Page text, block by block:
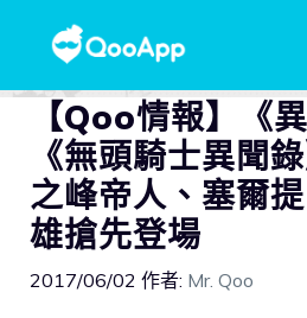
【Qoo情報】《
《無頭騎士異聞
之峰帝人、塞爾
雄搶先登場
2017/06/02 作者: Mr. Qoo